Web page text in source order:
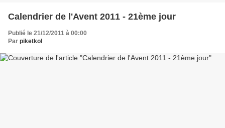
Calendrier de l'Avent 2011 - 21ème jour
Publié le 21/12/2011 à 00:00
Par piketkol